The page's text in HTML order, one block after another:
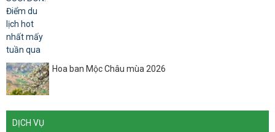
Hoa ban Mộc Châu mùa 2026
DỊCH VỤ